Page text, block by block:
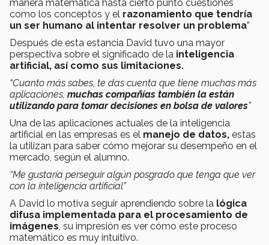
manera matemática hasta cierto punto cuestiones
como los conceptos y el razonamiento que tendría
un ser humano al intentar resolver un problema”
Después de esta estancia David tuvo una mayor
perspectiva sobre el significado de la inteligencia
artificial, así como sus limitaciones.
“Cuanto más sabes, te das cuenta que tiene muchas más
aplicaciones, muchas compañías también la están
utilizando para tomar decisiones en bolsa de valores”
Una de las aplicaciones actuales de la inteligencia
artificial en las empresas es el manejo de datos, estas
la utilizan para saber cómo mejorar su desempeño en el
mercado, según el alumno.
“Me gustaría perseguir algún posgrado que tenga que ver
con la inteligencia artificial”
A David lo motiva seguir aprendiendo sobre la lógica
difusa implementada para el procesamiento de
imágenes , su impresión es ver cómo este proceso
matemático es muy intuitivo.